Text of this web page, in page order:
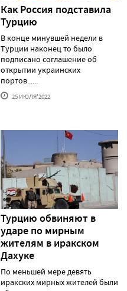
Как Россия подставила
Турцию
В конце минувшей недели в
Турции наконец то было
подписано соглашение об
открытии украинских
портов......
25 ИЮЛЯ'2022
Турцию обвиняют в
ударе по мирным
жителям в иракском
Дахуке
По меньшей мере девять
иракских мирных жителей были